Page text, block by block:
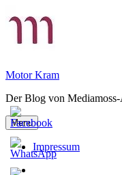
to
Motor Kram
Der Blog von
Menu
Impressum